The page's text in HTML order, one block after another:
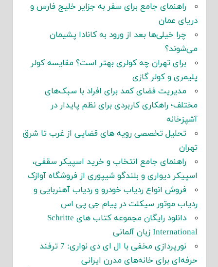
راهنمای جامع برای سفر به جزایر خلیج فارس و
دریای عمان
چرا خیلی‌ها بعد از ورود به کانادا پشیمان
می‌شوند؟
برای تهران چه کولری بهتر است؟ مقایسه کولر
پلیمری و کولر گازی
مدیریت فضای کمد برای افراد با سبک‌های
مختلف؛ راهکاری کاربردی برای نظم پایدار در
آشپزخانه
تحلیل تخصصی رویه های قضایی از غرب تا شرق
تهران
راهنمای جامع انتخاب و خرید اسپیکر سقفی،
اسپیکر دیواری و بلندگو شیپوری از فروشگاه آوازک
فروش انواع ردیاب خودرو و ردیاب آهنربایی و
ردیاب موتور سیکلت در پیام جی پی اس
دانلود رایگان مجموعه کتاب های Schritte
International زبان آلمانی
نورپردازی مخفی با ال ای دی نواری: 7 ترفند
حرفه‌ای برای خانه‌های مدرن ایرانی